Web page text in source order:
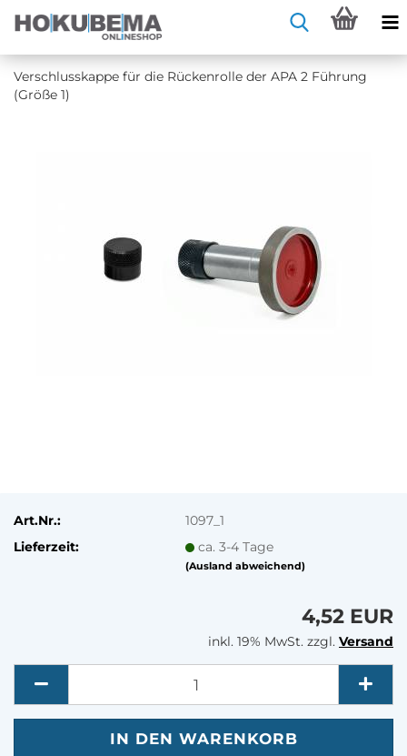
Ver­schluss­kap­pe für die Rü­cken­rol­le der APA 2 Füh­rung
(Größe 1)
Art.Nr.:
1097_1
Lieferzeit:
ca. 3-4 Tage
(Ausland abweichend)
4,52 EUR
inkl. 19% MwSt. zzgl. Versand